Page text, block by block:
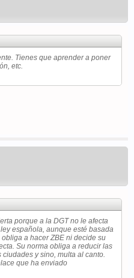
Tienes que aprender a poner
etc.
porque a la DGT no le afecta
española, aunque esté basada
a hacer ZBE ni decide su
Su norma obliga a reducir las
y sino, multa al canto.
que ha enviado